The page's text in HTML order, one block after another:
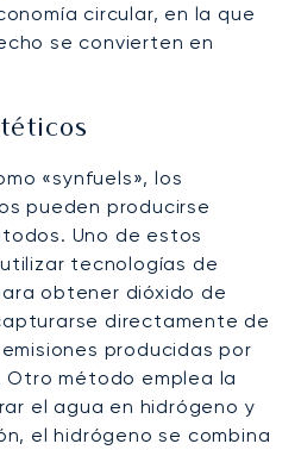
circular, en la que
se convierten en
«synfuels», los
pueden producirse
Uno de estos
tecnologías de
obtener dióxido de
directamente de
producidas por
método emplea la
el agua en hidrógeno y
el hidrógeno se combina